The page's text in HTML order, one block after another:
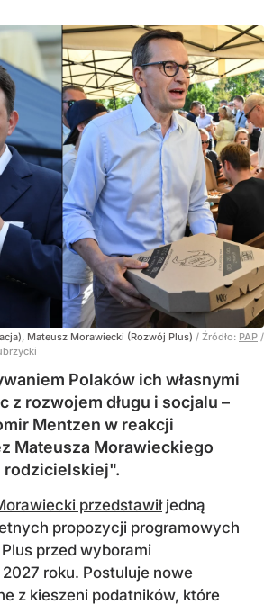
Mateusz Morawiecki (Rozwój Plus) / Źródło: PAP /
Polaków ich własnymi
z rozwojem długu i socjalu –
Mentzen w reakcji
Mateusza Morawieckiego
przedstawiłjedną
propozycji programowych
przed wyborami
roku. Postuluje nowe
z kieszeni podatników, które